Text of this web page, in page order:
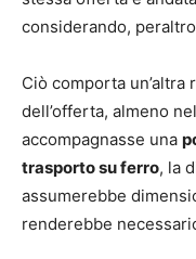
considerando,
Ciò comporta un’altra
dell’offerta, almeno
accompagnasse una
trasporto su ferro, la
assumerebbe
renderebbe